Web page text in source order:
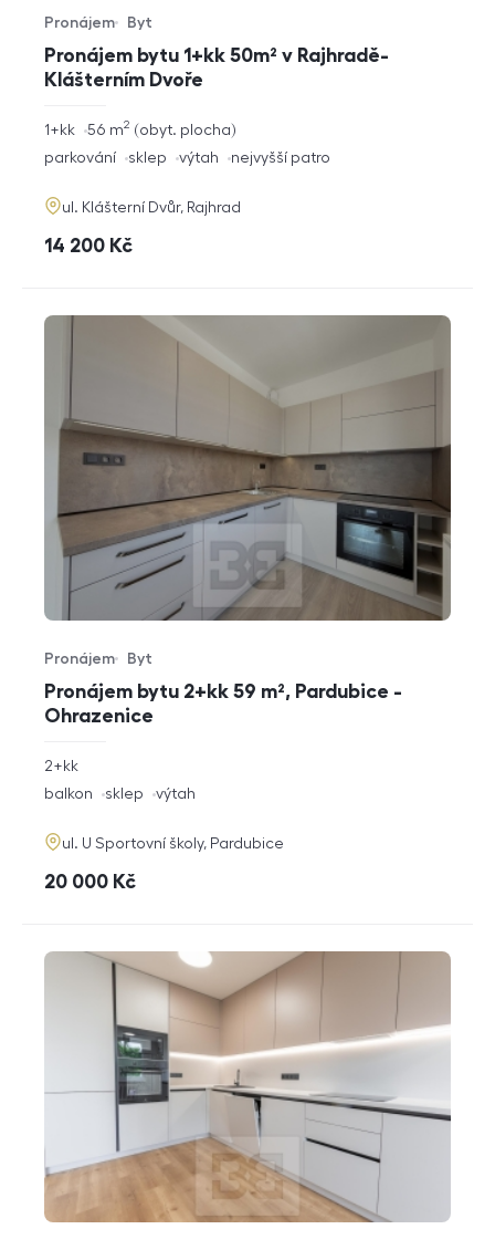
Pronájem bytu 1+kk 50m² v Rajhradě-
Klášterním Dvoře
Typ nabídky
Pronájem
Typ nemovitosti
Byt
rozměry
dispozice
1+kk obyt. plocha
56 m2
funkce
parkování sklep výtah nejvyšší patro
adresa
ul. Klášterní Dvůr, Rajhrad
cena
14 200 Kč
Pronájem bytu 2+kk 59 m², Pardubice -
Ohrazenice
Typ nabídky
Pronájem
Typ nemovitosti
Byt
rozměry
dispozice
2+kk
funkce
balkon sklep výtah
adresa
ul. U Sportovní školy, Pardubice
cena
20 000 Kč